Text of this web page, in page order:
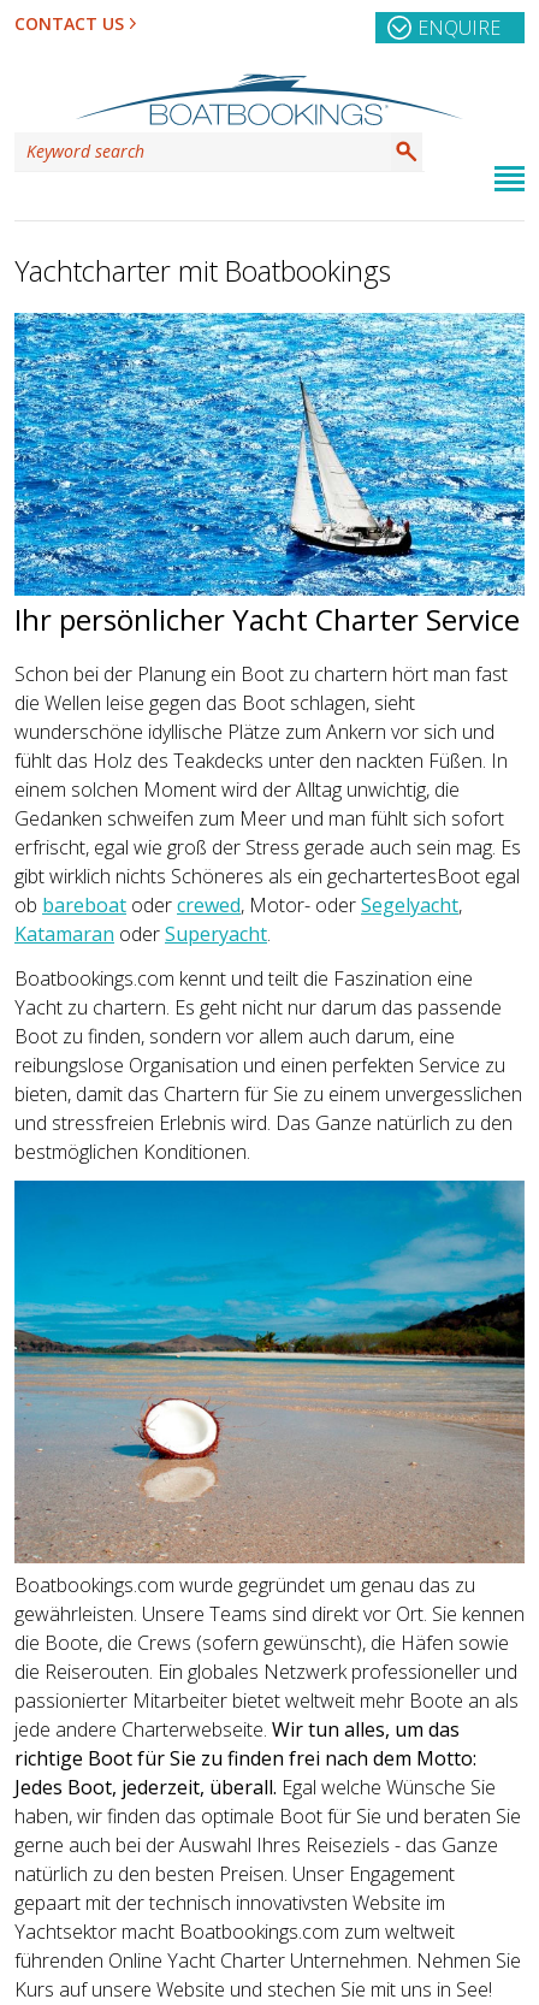
CONTACT US ENQUIRE
Yachtcharter mit Boatbookings
Ihr persönlicher Yacht Charter Service
Schon bei der Planung ein Boot zu chartern hört man fast
die Wellen leise gegen das Boot schlagen, sieht
wunderschöne idyllische Plätze zum Ankern vor sich und
fühlt das Holz des Teakdecks unter den nackten Füßen. In
einem solchen Moment wird der Alltag unwichtig, die
Gedanken schweifen zum Meer und man fühlt sich sofort
erfrischt, egal wie groß der Stress gerade auch sein mag. Es
gibt wirklich nichts Schöneres als ein gechartertesBoot egal
ob bareboat odercrewed, Motor- oderSegelyacht,
Katamaran oderSuperyacht.
Boatbookings.com kennt und teilt die Faszination eine
Yacht zu chartern. Es geht nicht nur darum das passende
Boot zu finden, sondern vor allem auch darum, eine
reibungslose Organisation und einen perfekten Service zu
bieten, damit das Chartern für Sie zu einem unvergesslichen
und stressfreien Erlebnis wird. Das Ganze natürlich zu den
bestmöglichen Konditionen.
Boatbookings.com wurde gegründet um genau das zu
gewährleisten. Unsere Teams sind direkt vor Ort. Sie kennen
die Boote, die Crews (sofern gewünscht), die Häfen sowie
die Reiserouten. Ein globales Netzwerk professioneller und
passionierter Mitarbeiter bietet weltweit mehr Boote an als
jede andere Charterwebseite. Wir tun alles, um das
richtige Boot für Sie zu finden frei nach dem Motto:
Jedes Boot, jederzeit, überall. Egal welche Wünsche Sie
haben, wir finden das optimale Boot für Sie und beraten Sie
gerne auch bei der Auswahl Ihres Reiseziels - das Ganze
natürlich zu den besten Preisen. Unser Engagement
gepaart mit der technisch innovativsten Website im
Yachtsektor macht Boatbookings.com zum weltweit
führenden Online Yacht Charter Unternehmen. Nehmen Sie
Kurs auf unsere Website und stechen Sie mit uns in See!